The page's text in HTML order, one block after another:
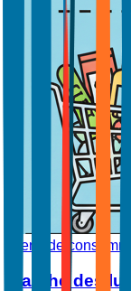
Biens de
Marché des